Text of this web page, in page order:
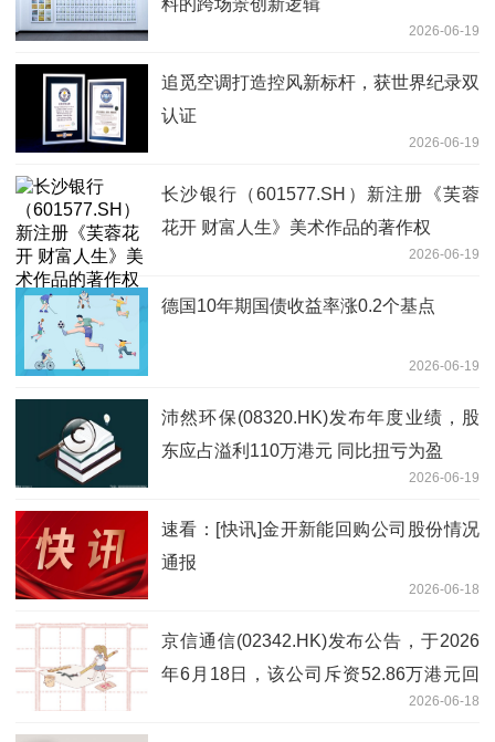
料的跨场景创新逻辑
2026-06-19
追觅空调打造控风新标杆，获世界纪录双
认证
2026-06-19
长沙银行（601577.SH）新注册《芙蓉
花开 财富人生》美术作品的著作权
2026-06-19
德国10年期国债收益率涨0.2个基点
2026-06-19
沛然环保(08320.HK)发布年度业绩，股
东应占溢利110万港元 同比扭亏为盈
2026-06-19
速看：[快讯]金开新能回购公司股份情况
通报
2026-06-18
京信通信(02342.HK)发布公告，于2026
年6月18日，该公司斥资52.86万港元回
2026-06-18